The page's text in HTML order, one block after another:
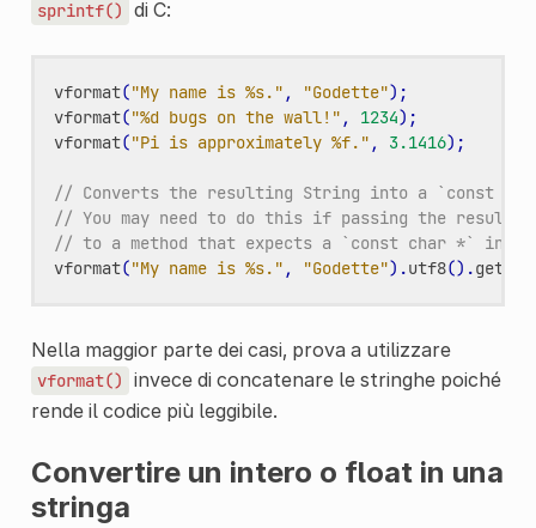
sprintf() di C:
vformat("My name is %s." , "Godette");
vformat("%d bugs on the wall!" , 1234);
vformat("Pi is approximately %f." , 3.1416);
// Converts the resulting String into a `const
// You may need to do this if passing the result as
// to a method that expects a `const char *`
vformat("My name is %s." , "Godette").utf8().
Nella maggior parte dei casi, prova a utilizzare
vformat()
invece di concatenare le stringhe poiché
rende il codice più leggibile.
Convertire un intero o float in una
stringa